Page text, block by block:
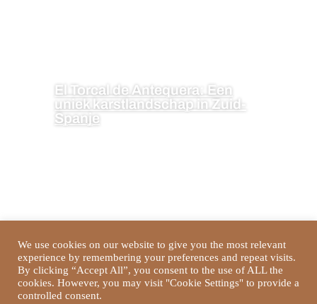
El Torcal de Antequera: Een
uniek karstlandschap in Zuid-
Spanje
We use cookies on our website to give you the most relevant
experience by remembering your preferences and repeat visits.
By clicking “Accept All”, you consent to the use of ALL the
cookies. However, you may visit "Cookie Settings" to provide a
controlled consent.